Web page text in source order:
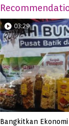
03:29
Bangkitkan